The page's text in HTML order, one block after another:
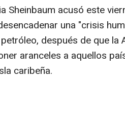
Sheinbaum acusó este
una "crisis
después de que la
aranceles a aquellos
caribeña.